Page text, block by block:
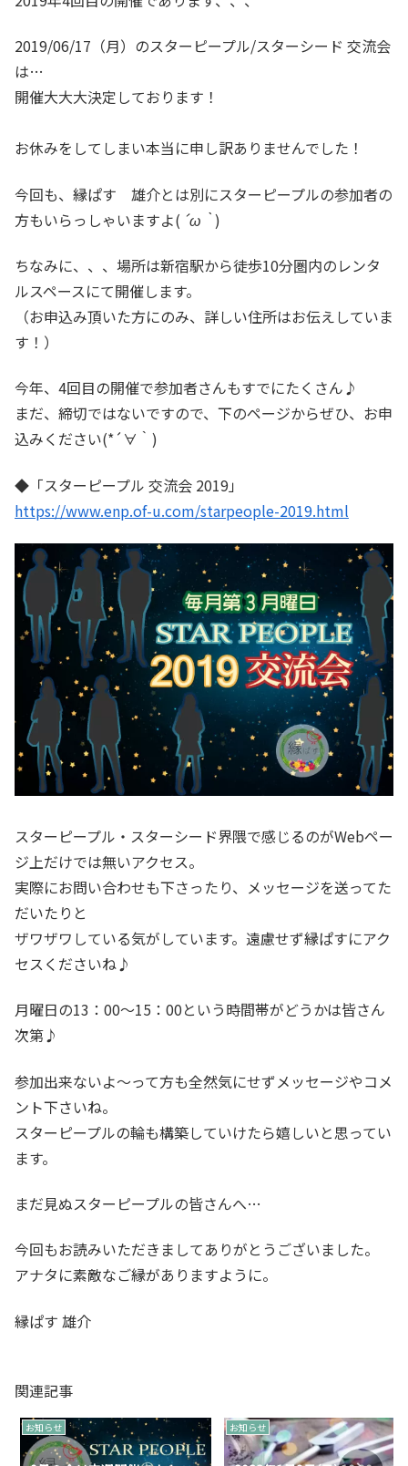
2019/06/17（月）のスターピープル/スターシード 交流会
は…
開催大大大決定しております！
お休みをしてしまい本当に申し訳ありませんでした！
今回も、縁ぱす 雄介とは別にスターピープルの参加者の
方もいらっしゃいますよ( ´ω｀)
ちなみに、、、場所は新宿駅から徒歩10分圏内のレンタ
ルスペースにて開催します。
（お申込み頂いた方にのみ、詳しい住所はお伝えしていま
す！）
今年、4回目の開催で参加者さんもすでにたくさん♪
まだ、締切ではないですので、下のページからぜひ、お申
込みください(*´∀｀)
◆「スターピープル 交流会 2019」
https://www.enp.of-u.com/starpeople-2019.html
スターピープル・スターシード界隈で感じるのがWebペー
ジ上だけでは無いアクセス。
実際にお問い合わせも下さったり、メッセージを送ってた
だいたりと
ザワザワしている気がしています。遠慮せず縁ぱすにアク
セスくださいね♪
月曜日の13：00～15：00という時間帯がどうかは皆さん
次第♪
参加出来ないよ～って方も全然気にせずメッセージやコメ
ント下さいね。
スターピープルの輪も構築していけたら嬉しいと思ってい
ます。
まだ見ぬスターピープルの皆さんへ…
今回もお読みいただきましてありがとうございました。
アナタに素敵なご縁がありますように。
縁ぱす 雄介
関連記事
お知らせ お知らせ